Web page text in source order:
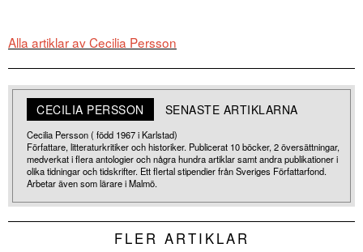
Alla artiklar av Cecilia Persson
CECILIA PERSSON SENASTE ARTIKLARNA
Cecilia Persson ( född 1967 i Karlstad)
Författare, litteraturkritiker och historiker. Publicerat 10 böcker, 2 översättningar,
medverkat i flera antologier och några hundra artiklar samt andra publikationer i
olika tidningar och tidskrifter. Ett flertal stipendier från Sveriges Författarfond.
Arbetar även som lärare i Malmö.
FLER ARTIKLAR